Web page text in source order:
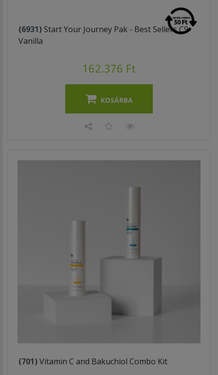
(6931) Start Your Journey Pak - Best Sellers C9
Vanilla
162.376 Ft
KOSÁRBA
(701)Vitamin C and Bakuchiol Combo Kit